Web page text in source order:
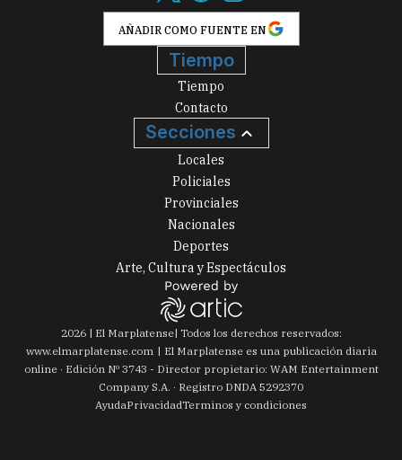
AÑADIR COMO FUENTE EN
Tiempo
Tiempo
Contacto
Secciones
Locales
Policiales
Provinciales
Nacionales
Deportes
Arte, Cultura y Espectáculos
2026| El Marplatense| Todos los derechos reservados:
www.elmarplatense.com
El Marplatense es una publicación diaria
online · Edición Nº 3743 - Director propietario: WAM Entertainment
Company S.A. · Registro DNDA 5292370
AyudaPrivacidadTerminos y condiciones